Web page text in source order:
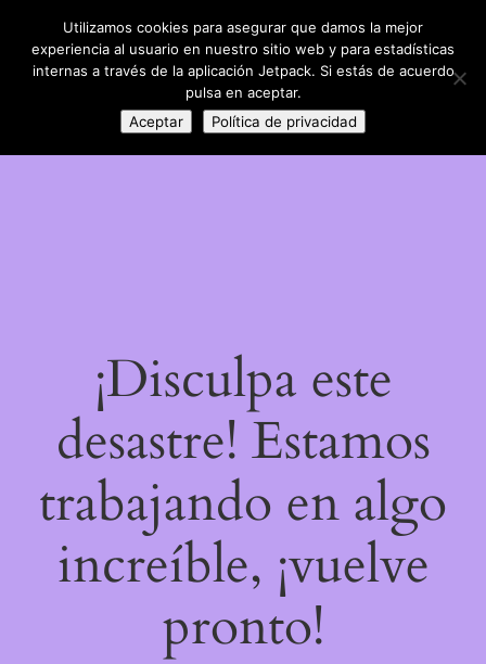
DIY con lana LinkedIn
Instagram
Facebook
Acceder
¡Disculpa este
desastre! Estamos
trabajando en algo
increíble, ¡vuelve
pronto!
Utilizamos cookies para asegurar que damos la mejor
experiencia al usuario en nuestro sitio web y para estadísticas
internas a través de la aplicación Jetpack. Si estás de acuerdo
pulsa en aceptar.
Aceptar
Política de privacidad